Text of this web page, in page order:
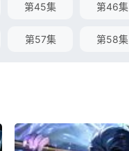
第45集 第46集
第57集 第58集